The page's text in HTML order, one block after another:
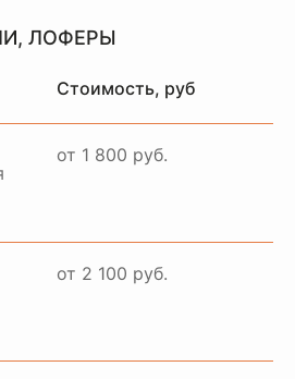
ЛОФЕРЫ
Стоимость, руб
от 1 800 руб.
от 2 100 руб.